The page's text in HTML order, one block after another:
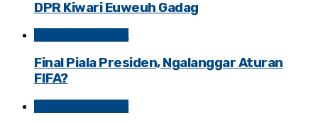
DPR Kiwari Euweuh Gadag
Final Piala Presiden, Ngalanggar Aturan
FIFA?